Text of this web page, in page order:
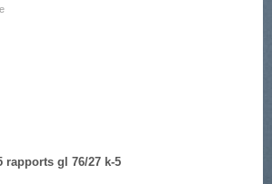
rapports gl 76/27 k-5